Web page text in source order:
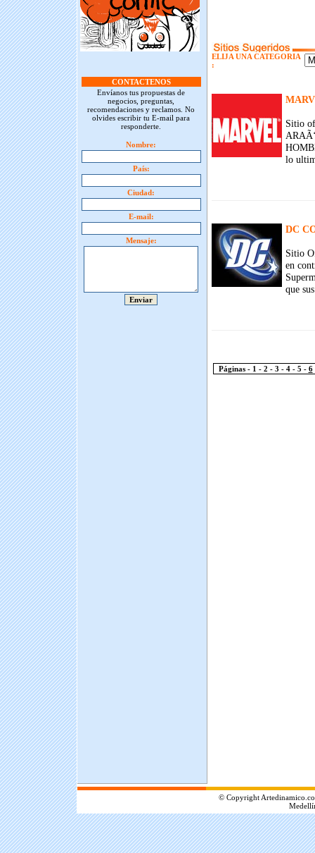
CONTACTENOS
Envíanos tus propuestas de
negocios, preguntas,
recomendaciones y reclamos. No
olvides escribir tu E-mail para
responderte.
Nombre:
País:
Ciudad:
E-mail:
Mensaje:
ELIJA UNA CATEGORIA
:
Sitio
lo
DC
Sitio
en
que
Páginas - 1 - 2 - 3 - 4- 5 - 6
© Copyright